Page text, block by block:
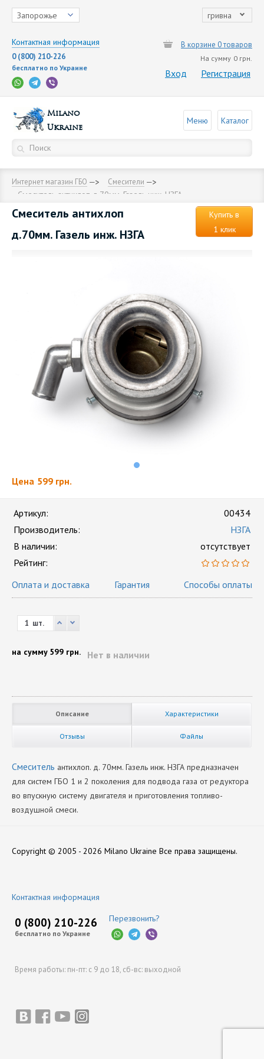
Запорожье гривна
Контактная информация
0 (800) 210-226
бесплатно по Украине
В корзине 0 товаров
На сумму 0 грн.
Вход Регистрация
Milano
Ukraine
Меню Каталог
Интернет магазин ГБО Смесители
Смеситель антихлоп д.70мм. Газель инж. НЗГА
Смеситель антихлоп
д.70мм. Газель инж. НЗГА
Купить в
1 клик
Цена 599 грн.
Артикул:
00434
Производитель:
НЗГА
В наличии:
отсутствует
Рейтинг:
Оплата и доставка
Гарантия Способы оплаты
шт.
Нет в наличии
на сумму 599 грн.
Описание Характеристики
Отзывы Файлы
Смеситель антихлоп. д. 70мм. Газель инж. НЗГА предназначен
для систем ГБО 1 и 2 поколения для подвода газа от редуктора
во впускную систему двигателя и приготовления топливо-
воздушной смеси.
Copyright © 2005 - 2026 Milano Ukraine Все права защищены.
Контактная информация
0 (800) 210-226
бесплатно по Украине
Перезвонить?
Время работы: пн-пт: с 9 до 18, сб-вс: выходной